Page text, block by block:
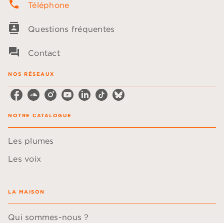
phone Téléphone
contacts Questions fréquentes
question_answer Contact
NOS RÉSEAUX
NOTRE CATALOGUE
Les plumes
Les voix
LA MAISON
Qui sommes-nous ?